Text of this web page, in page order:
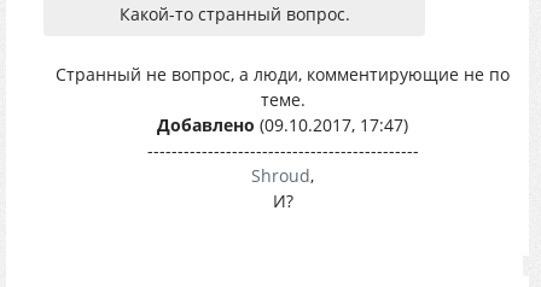
Какой-то странный вопрос.
Странный не вопрос, а люди, комментирующие не по
теме.
Добавлено (09.10.2017, 17:47)
---------------------------------------------
Shroud,
И?